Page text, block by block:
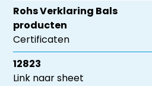
Rohs Verklaring Bals
producten
Certificaten
12823
Link naar sheet